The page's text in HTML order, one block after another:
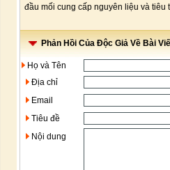
đầu mối cung cấp nguyên liệu và
Phản Hồi Của Độc Giả Về Bài
Họ và Tên
Địa chỉ
Email
Tiêu đề
Nội dung